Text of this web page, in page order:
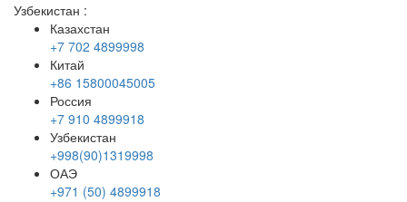
Узбекистан :
Казахстан
+7 702 4899998
Китай
+86 15800045005
Россия
+7 910 4899918
Узбекистан
+998(90)1319998
ОАЭ
+971 (50) 4899918